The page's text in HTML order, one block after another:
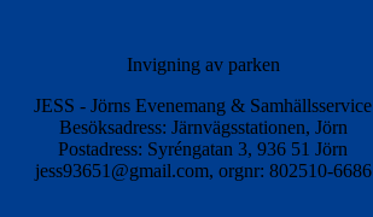
Invigning av parken
JESS - Jörns Evenemang & Samhällsservice
Besöksadress: Järnvägsstationen, Jörn
Postadress: Syréngatan 3, 936 51 Jörn
jess93651@gmail.com, orgnr: 802510-6686